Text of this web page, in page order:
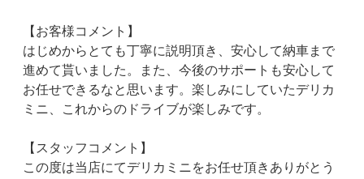
【お客様コメント】
はじめからとても丁寧に説明頂き、安心して納車まで
進めて貰いました。また、今後のサポートも安心して
お任せできるなと思います。楽しみにしていたデリカ
ミニ、これからのドライブが楽しみです。
【スタッフコメント】
この度は当店にてデリカミニをお任せ頂きありがとう